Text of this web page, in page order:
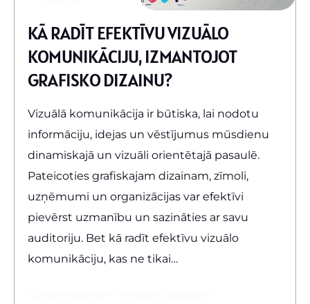
KĀ RADĪT EFEKTĪVU VIZUĀLO
KOMUNIKĀCIJU, IZMANTOJOT
GRAFISKO DIZAINU?
Vizuālā komunikācija ir būtiska, lai nodotu
informāciju, idejas un vēstījumus mūsdienu
dinamiskajā un vizuāli orientētajā pasaulē.
Pateicoties grafiskajam dizainam, zīmoli,
uzņēmumi un organizācijas var efektīvi
pievērst uzmanību un sazināties ar savu
auditoriju. Bet kā radīt efektīvu vizuālo
komunikāciju, kas ne tikai…